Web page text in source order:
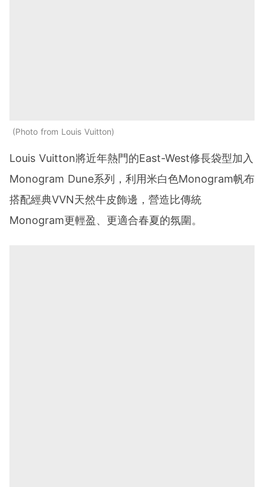
Photo from Louis Vuitton
Louis Vuitton將近年熱門的East-West修長袋型加入
Monogram Dune系列，利用米白色Monogram帆布
搭配經典VVN天然牛皮飾邊，營造比傳統
Monogram更輕盈、更適合春夏的氛圍。